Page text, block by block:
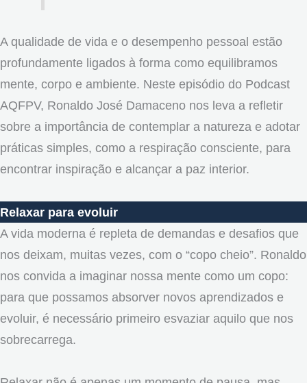
A qualidade de vida e o desempenho pessoal estão
profundamente ligados à forma como equilibramos
mente, corpo e ambiente. Neste episódio do Podcast
AQFPV, Ronaldo José Damaceno nos leva a refletir
sobre a importância de contemplar a natureza e adotar
práticas simples, como a respiração consciente, para
encontrar inspiração e alcançar a paz interior.
Relaxar para evoluir
A vida moderna é repleta de demandas e desafios que
nos deixam, muitas vezes, com o “copo cheio”. Ronaldo
nos convida a imaginar nossa mente como um copo:
para que possamos absorver novos aprendizados e
evoluir, é necessário primeiro esvaziar aquilo que nos
sobrecarrega.